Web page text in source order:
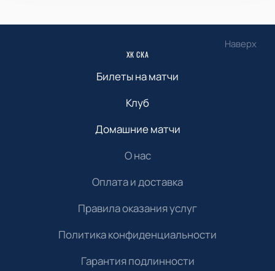
Наверх
ХК СКА
Билеты на матчи
Клуб
Домашние матчи
О нас
Оплата и доставка
Правила оказания услуг
Политика конфиденциальности
Гарантия подлинности